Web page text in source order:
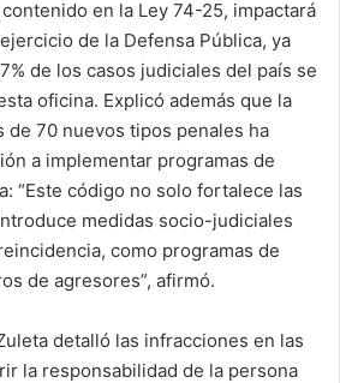
en la Ley 74-25, impactará
de la Defensa Pública, ya
de los casos judiciales del país se
oficina. Explicó además que la
de 70 nuevos tipos penales ha
a implementar programas de
“Este código no solo fortalece las
medidas socio-judiciales
como programas de
de agresores”, afirmó.
detalló las infracciones en las
la responsabilidad de la persona